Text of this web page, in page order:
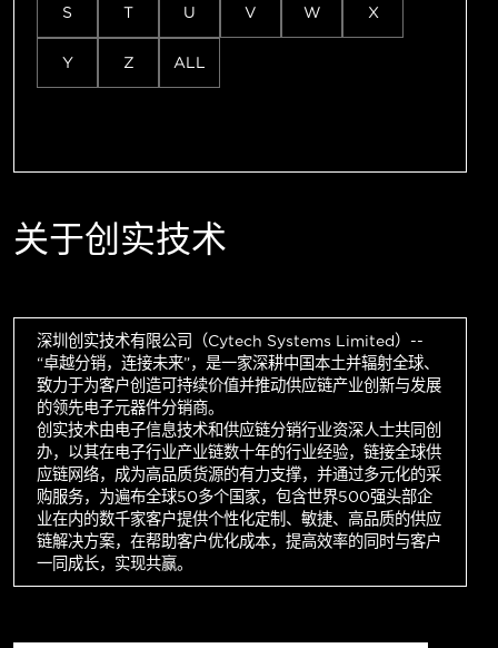
S T U V W X
Y Z ALL
关于创实技术
深圳创实技术有限公司（Cytech Systems Limited）--
“卓越分销，连接未来”，是一家深耕中国本土并辐射全球、
致力于为客户创造可持续价值并推动供应链产业创新与发展
的领先电子元器件分销商。
创实技术由电子信息技术和供应链分销行业资深人士共同创
办，以其在电子行业产业链数十年的行业经验，链接全球供
应链网络，成为高品质货源的有力支撑，并通过多元化的采
购服务，为遍布全球50多个国家，包含世界500强头部企
业在内的数千家客户提供个性化定制、敏捷、高品质的供应
链解决方案，在帮助客户优化成本，提高效率的同时与客户
一同成长，实现共赢。